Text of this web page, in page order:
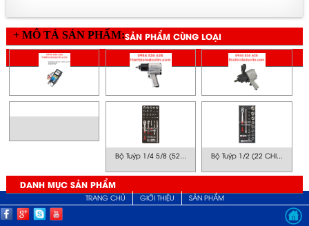
+ MÔ TẢ SẢN PHẨM:SẢN PHẨM CÙNG LOẠI
Bộ Tuýp 1/4 5/8 (52... Bộ Tuýp 1/2 (22 CHI...
DANH MỤC SẢN PHẨM
TRANG CHỦ GIỚI THIỆU SẢN PHẨM